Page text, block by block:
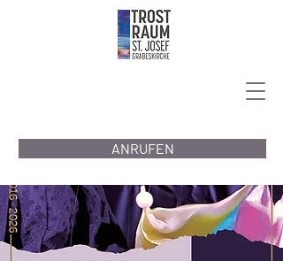
ANRUFEN